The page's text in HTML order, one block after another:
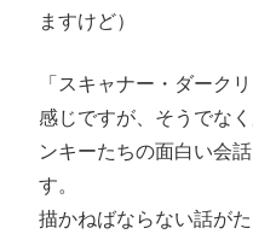
ますけど）
「スキャナー・ダーク
感じですが、そうでな
ンキーたちの面白い会
す。
描かねばならない話が